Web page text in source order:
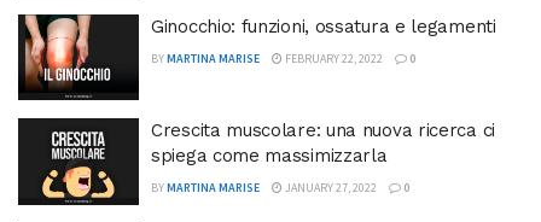
Ginocchio: funzioni, ossatura e legamenti
BYMARTINA MARISE FEBRUARY 22, 2022 0
Crescita muscolare: una nuova ricerca ci
spiega come massimizzarla
BYMARTINA MARISE JANUARY 27, 2022 0